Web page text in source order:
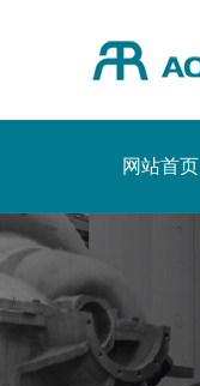
网站首页